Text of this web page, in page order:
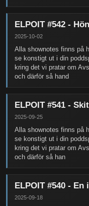
ELPOIT #542 -
2025-10-02
Alla shownotes finns på
se konstigt ut i din
kring det vi pratar om
och därför så hand
ELPOIT #541 -
2025-09-25
Alla shownotes finns på
se konstigt ut i din
kring det vi pratar om
och därför så han
ELPOIT #540 -
2025-09-18